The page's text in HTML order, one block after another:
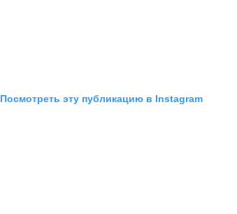
Посмотреть эту публикацию в Instagram